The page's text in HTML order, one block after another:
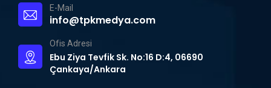
E-Mail
info@tpkmedya.com
Ofis Adresi
Ebu Ziya Tevfik Sk. No:16 D:4, 06690
Çankaya/Ankara